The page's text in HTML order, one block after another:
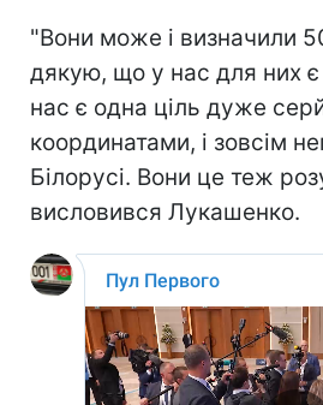
"Вони може і визначили
дякую, що у нас для них
нас є одна ціль дуже
координатами, і зовсім
Білорусі. Вони це теж
висловився Лукашенко.